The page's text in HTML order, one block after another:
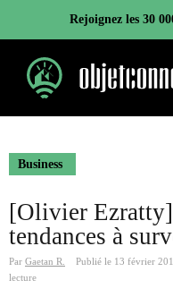
contenu
Rejoignez les 30
Business
[Olivier
tendances à
Par Gaetan R. Publié le 13 février
lecture